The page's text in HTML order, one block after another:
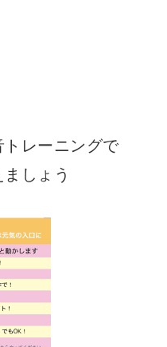
トレーニングで
しょう